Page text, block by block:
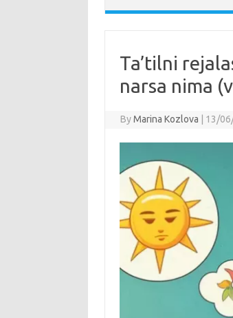
Ta’tilni
narsa nima
By Marina Kozlova 13/